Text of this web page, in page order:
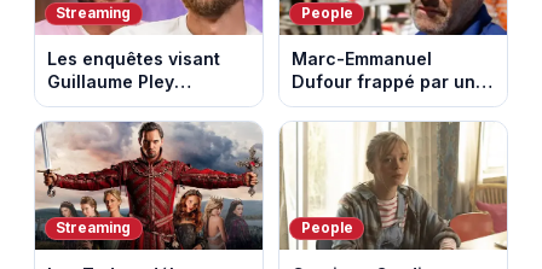
Streaming
Les enquêtes visant
Guillaume Pley
poussent Ragnar Le
Breton à quitter la
tournée Legend
People
Marc-Emmanuel
Dufour frappé par un
terrible incendie : son
chalet part en fumée
Streaming People